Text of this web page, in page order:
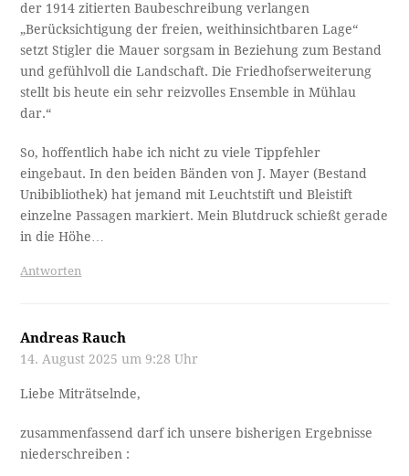
der 1914 zitierten Baubeschreibung verlangen
„Berücksichtigung der freien, weithinsichtbaren Lage“
setzt Stigler die Mauer sorgsam in Beziehung zum Bestand
und gefühlvoll die Landschaft. Die Friedhofserweiterung
stellt bis heute ein sehr reizvolles Ensemble in Mühlau
dar.“
So, hoffentlich habe ich nicht zu viele Tippfehler
eingebaut. In den beiden Bänden von J. Mayer (Bestand
Unibibliothek) hat jemand mit Leuchtstift und Bleistift
einzelne Passagen markiert. Mein Blutdruck schießt gerade
in die Höhe…
Antworten
Andreas Rauch
14. August 2025 um 9:28 Uhr
Liebe Miträtselnde,
zusammenfassend darf ich unsere bisherigen Ergebnisse
niederschreiben :